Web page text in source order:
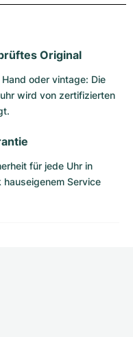
Original
oder vintage: Die
wird von zertifizierten
für jede Uhr in
Service